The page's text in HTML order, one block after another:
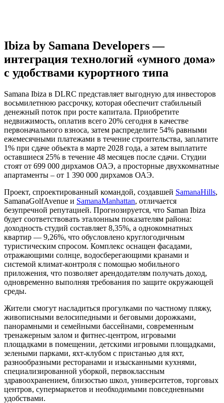
Ibiza by Samana Developers —
интеграция технологий «умного дома»
с удобствами курортного типа
Samana Ibiza в DLRC представляет выгодную для инвесторов
восьмилетнюю рассрочку, которая обеспечит стабильный
денежный поток при росте капитала. Приобретите
недвижимость, оплатив всего 20% сегодня в качестве
первоначального взноса, затем распределите 54% равными
ежемесячными платежами в течение строительства, заплатите
1% при сдаче объекта в марте 2028 года, а затем выплатите
оставшиеся 25% в течение 48 месяцев после сдачи. Студии
стоят от 699 000 дирхамов ОАЭ, а просторные двухкомнатные
апартаменты – от 1 390 000 дирхамов ОАЭ.
Проект, спроектированный командой, создавшей SamanaHills,
SamanaGolfAvenue и SamanaManhattan, отличается
безупречной репутацией. Прогнозируется, что Saman Ibiza
будет соответствовать эталонным показателям района:
доходность студий составляет 8,35%, а однокомнатных
квартир — 9,26%, что обусловлено круглогодичным
туристическим спросом. Комплекс оснащен фасадами,
отражающими солнце, водосберегающими кранами и
системой климат-контроля с помощью мобильного
приложения, что позволяет арендодателям получать доход,
одновременно выполняя требования по защите окружающей
среды.
Жители смогут насладиться прогулками по частному пляжу,
живописными велосипедными и беговыми дорожками,
панорамными и семейными бассейнами, современным
тренажерным залом и фитнес-центром, игровыми
площадками в помещении, детскими игровыми площадками,
зелеными парками, яхт-клубом с пристанью для яхт,
разнообразными ресторанами и изысканными кухнями,
специализированной уборкой, первоклассным
здравоохранением, близостью школ, университетов, торговых
центров, супермаркетов и необходимыми повседневными
удобствами.